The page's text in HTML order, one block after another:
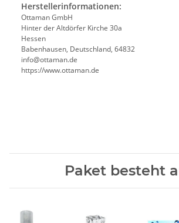
Herstellerinformationen:
Ottaman GmbH
Hinter der Altdörfer Kirche 30a
Hessen
Babenhausen, Deutschland, 64832
info@ottaman.de
https://www.ottaman.de
Paket besteht